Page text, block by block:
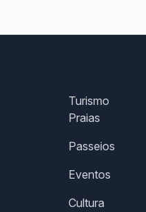
Turismo
Praias
Passeios
Eventos
Cultura